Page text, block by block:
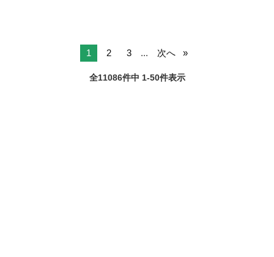
1 2 3 ... 次へ
全11086件中 1-50件表示